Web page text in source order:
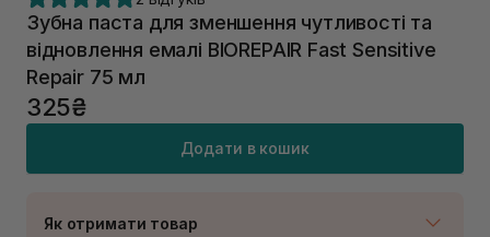
Зубна паста для зменшення чутливості та
відновлення емалі BIOREPAIR Fast Sensitive
Repair 75 мл
325₴
Додати в кошик
Як отримати товар